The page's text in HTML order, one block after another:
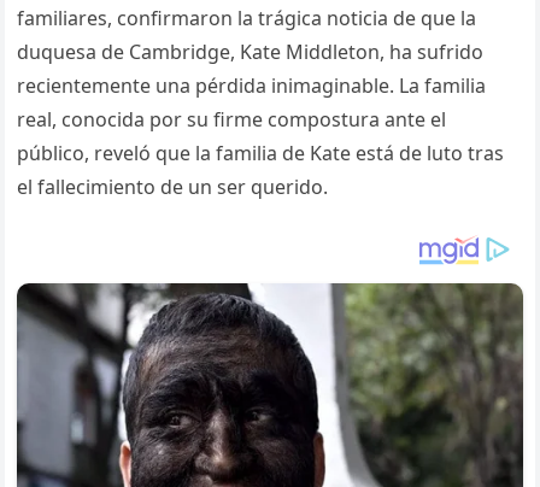
familiares, confirmaron la trágica noticia de que la
duquesa de Cambridge, Kate Middleton, ha sufrido
recientemente una pérdida inimaginable. La familia
real, conocida por su firme compostura ante el
público, reveló que la familia de Kate está de luto tras
el fallecimiento de un ser querido.